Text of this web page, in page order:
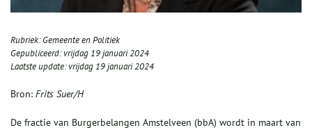
Rubriek:Gemeente en Politiek
Gepubliceerd:vrijdag 19 januari 2024
Laatste update:vrijdag 19 januari 2024
Bron: Frits Suer/H
De fractie van Burgerbelangen Amstelveen (bbA) wordt in maart van